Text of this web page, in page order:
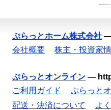
ぷらっとホーム株式会社
会社概要
株主・投資家
ぷらっとオンライン —
ご利用ガイド
ぷらっと
配送・決済について
よ